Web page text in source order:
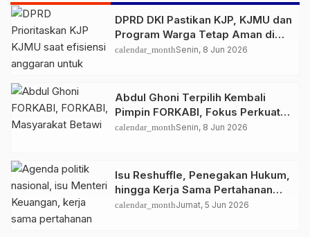
DPRD DKI Pastikan KJP, KJMU dan
Program Warga Tetap Aman di
Tengah Efisiensi Anggaran
calendar_monthSenin, 8 Jun 2026
Abdul Ghoni Terpilih Kembali
Pimpin FORKABI, Fokus Perkuat
Persatuan dan Budaya Betawi
calendar_monthSenin, 8 Jun 2026
Isu Reshuffle, Penegakan Hukum,
hingga Kerja Sama Pertahanan
Warnai Agenda Politik Nasional
calendar_monthJumat, 5 Jun 2026